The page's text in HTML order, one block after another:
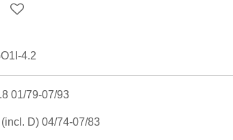
4.2
01/79-07/93
D) 04/74-07/83